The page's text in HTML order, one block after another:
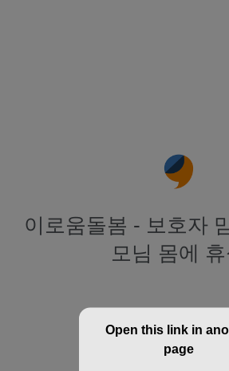
이로움돌봄 - 보호자
모님 몸에 휴